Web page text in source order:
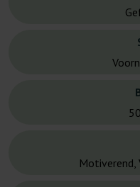
Motiverend,